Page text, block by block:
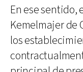
En ese sentido,
Kemelmajer de
los